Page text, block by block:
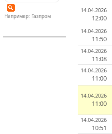
Например: Газпром
14.04.2026
12:00
14.04.2026
11:50
14.04.2026
11:08
14.04.2026
11:00
14.04.2026
11:00
14.04.2026
10:51